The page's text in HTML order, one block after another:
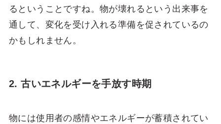
るということですね。物が壊れるという出来事を
通して、変化を受け入れる準備を促されているの
かもしれません。
2. 古いエネルギーを手放す時期
物には使用者の感情やエネルギーが蓄積されてい